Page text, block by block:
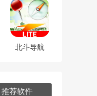
北斗导航
推荐软件